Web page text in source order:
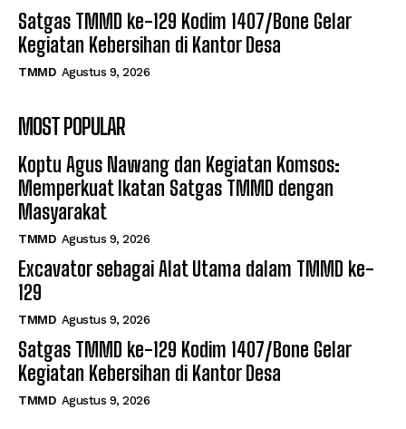
Satgas TMMD ke-129 Kodim 1407/Bone Gelar
Kegiatan Kebersihan di Kantor Desa
TMMD Agustus 9, 2026
MOST POPULAR
Koptu Agus Nawang dan Kegiatan Komsos:
Memperkuat Ikatan Satgas TMMD dengan
Masyarakat
TMMD Agustus 9, 2026
Excavator sebagai Alat Utama dalam TMMD ke-
129
TMMD Agustus 9, 2026
Satgas TMMD ke-129 Kodim 1407/Bone Gelar
Kegiatan Kebersihan di Kantor Desa
TMMD Agustus 9, 2026